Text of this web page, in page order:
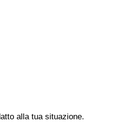
alla tua situazione.